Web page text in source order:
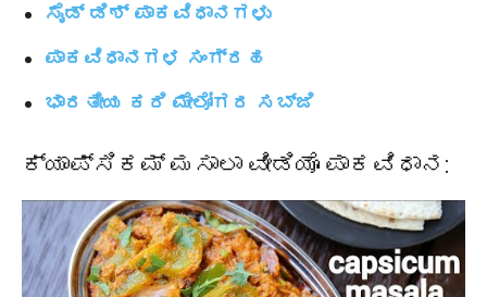
ಸೈಡ್ ಡಿಶ್ ಪಾಕವಿಧಾನಗಳು
ಪಾಕವಿಧಾನಗಳ ಸಂಗ್ರಹ
ಭಾರತೀಯ ಕರಿ ಮೇಲೋಗರ ಸಬ್ಜಿ
ಕ್ಯಾಪ್ಸಿಕಮ್ ಮಸಾಲಾ ವೀಡಿಯೊ ಪಾಕವಿಧಾನ: